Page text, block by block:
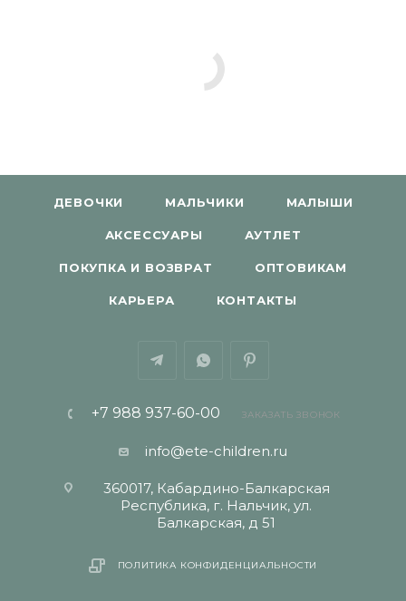
ДЕВОЧКИ МАЛЬЧИКИ МАЛЫШИ
АКСЕССУАРЫ АУТЛЕТ
ПОКУПКА И ВОЗВРАТ ОПТОВИКАМ
КАРЬЕРА КОНТАКТЫ
+7 988 937-60-00 ЗАКАЗАТЬ ЗВОНОК
info@ete-children.ru
360017, Кабардино-Балкарская
Республика, г. Нальчик, ул.
Балкарская, д 51
ПОЛИТИКА КОНФИДЕНЦИАЛЬНОСТИ